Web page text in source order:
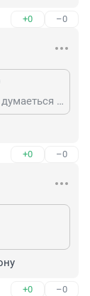
+0 –0
бюджет федеральный и местный это думаеться различные величины.общий объем доходов бюджета Москвы составит 3, 261 трлн рублей, общий объем расходов - 3, 633 трлн рублей. Дефицит бюджета в 2022 году составит 371 974 087 000 рублей.
+0 –0
+0 –0